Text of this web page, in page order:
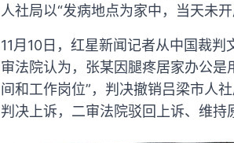
人社局以“发病地点为家中，当天未
11月10日，红星新闻记者从中国裁
审法院认为，张某因腿疼居家办公
间和工作岗位”，判决撤销吕梁市人
判决上诉，二审法院驳回上诉、维持